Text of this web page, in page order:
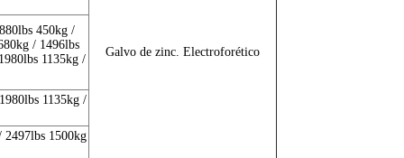
Galvo de zinc. Electroforético
450kg /
/ 1496lbs
1135kg /
1135kg /
2497lbs 1500kg